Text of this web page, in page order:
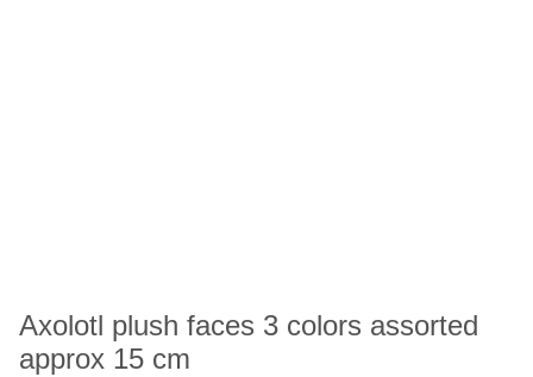
Axolotl plush faces 3 colors assorted
approx 15 cm